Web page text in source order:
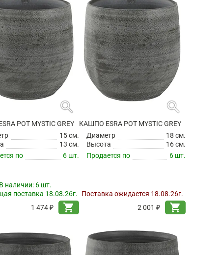
search
POT MYSTIC GREY
15 см.
13 см.
по
6 шт.
наличии: 6 шт.
поставка 18.08.26г.
1 474 ₽
shopping_cart
search
КАШПО ESRA POT MYSTIC GREY
Диаметр
18 см.
Высота
16 см.
Продается по
6 шт.
Поставка ожидается 18.08.26г.
2 001 ₽
shopping_cart